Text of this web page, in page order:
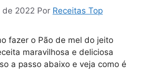
de 2022 Por Receitas Top
fazer o Pão de mel do jeito
maravilhosa e deliciosa
a passo abaixo e veja como é